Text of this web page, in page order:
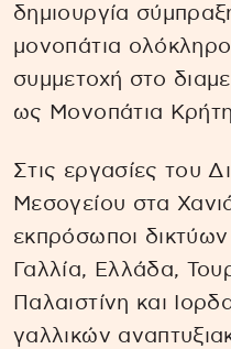
δημιουργία
μονοπάτια
συμμετοχή στο
ως Μονοπάτια
Στις εργασίες του
Μεσογείου στα
εκπρόσωποι
Γαλλία, Ελλάδα,
Παλαιστίνη και
γαλλικών